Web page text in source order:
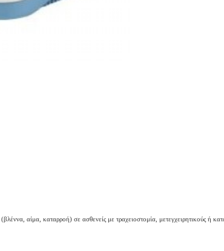
αίμα, καταρροή) σε ασθενείς με τραχειοστομία, μετεγχειρητικούς ή